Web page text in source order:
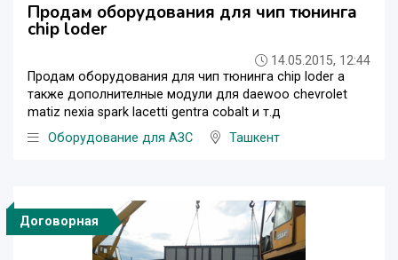
Продам оборудования для чип тюнинга
chip loder
14.05.2015, 12:44
Продам оборудования для чип тюнинга chip loder а
также дополнителные модули для daewoo chevrolet
matiz nexia spark lacetti gentra cobalt и т.д
Оборудование для АЗС
Ташкент
Договорная